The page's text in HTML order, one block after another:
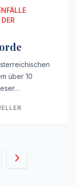
über 10